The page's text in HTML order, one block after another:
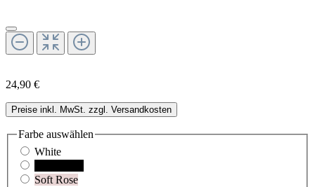
24,90 €
Preise inkl. MwSt. zzgl. Versandkosten
Farbe auswählen
White
Soft Rose